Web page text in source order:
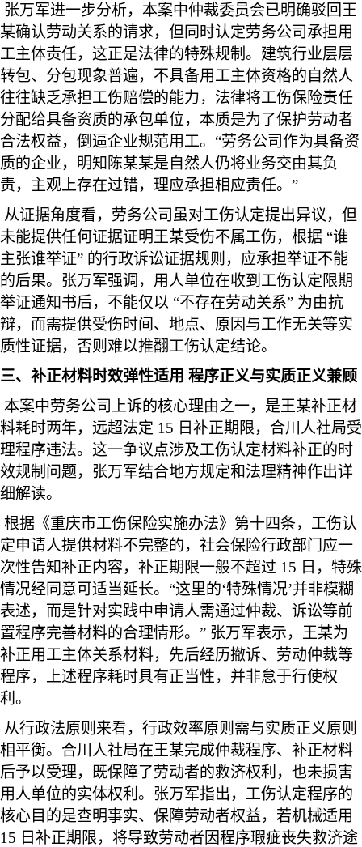
张万军进一步分析，本案中仲裁委员会已明确驳回王
某确认劳动关系的请求，但同时认定劳务公司承担用
工主体责任，这正是法律的特殊规制。建筑行业层层
转包、分包现象普遍，不具备用工主体资格的自然人
往往缺乏承担工伤赔偿的能力，法律将工伤保险责任
分配给具备资质的承包单位，本质是为了保护劳动者
合法权益，倒逼企业规范用工。“劳务公司作为具备资
质的企业，明知陈某某是自然人仍将业务交由其负
责，主观上存在过错，理应承担相应责任。”
从证据角度看，劳务公司虽对工伤认定提出异议，但
未能提供任何证据证明王某受伤不属工伤，根据 “谁
主张谁举证” 的行政诉讼证据规则，应承担举证不能
的后果。张万军强调，用人单位在收到工伤认定限期
举证通知书后，不能仅以 “不存在劳动关系” 为由抗
辩，而需提供受伤时间、地点、原因与工作无关等实
质性证据，否则难以推翻工伤认定结论。
三、补正材料时效弹性适用 程序正义与实质正义兼顾
本案中劳务公司上诉的核心理由之一，是王某补正材
料耗时两年，远超法定 15 日补正期限，合川人社局受
理程序违法。这一争议点涉及工伤认定材料补正的时
效规制问题，张万军结合地方规定和法理精神作出详
细解读。
根据《重庆市工伤保险实施办法》第十四条，工伤认
定申请人提供材料不完整的，社会保险行政部门应一
次性告知补正内容，补正期限一般不超过 15 日，特殊
情况经同意可适当延长。“这里的‘特殊情况’并非模糊
表述，而是针对实践中申请人需通过仲裁、诉讼等前
置程序完善材料的合理情形。” 张万军表示，王某为
补正用工主体关系材料，先后经历撤诉、劳动仲裁等
程序，上述程序耗时具有正当性，并非怠于行使权
利。
从行政法原则来看，行政效率原则需与实质正义原则
相平衡。合川人社局在王某完成仲裁程序、补正材料
后予以受理，既保障了劳动者的救济权利，也未损害
用人单位的实体权利。张万军指出，工伤认定程序的
核心目的是查明事实、保障劳动者权益，若机械适用
15 日补正期限，将导致劳动者因程序瑕疵丧失救济途